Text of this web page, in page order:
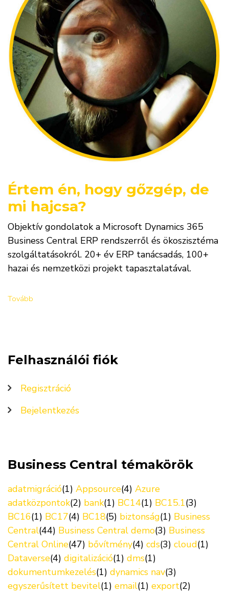
Értem én, hogy gőzgép, de
mi hajcsa?
Objektív gondolatok a Microsoft Dynamics 365
Business Central ERP rendszerről és ökoszisztéma
szolgáltatásokról. 20+ év ERP tanácsadás, 100+
hazai és nemzetközi projekt tapasztalatával.
Tovább
Felhasználói fiók
Regisztráció
Bejelentkezés
Business Central témakörök
adatmigráció(1) Appsource(4) Azure
adatközpontok(2) bank(1) BC14(1) BC15.1(3)
BC16(1) BC17(4) BC18(5) biztonság(1) Business
Central(44) Business Central demo(3) Business
Central Online(47) bővítmény(4) cds(3) cloud(1)
Dataverse(4) digitalizáció(1) dms(1)
dokumentumkezelés(1) dynamics nav(3)
egyszerűsített bevitel(1) email(1) export(2)